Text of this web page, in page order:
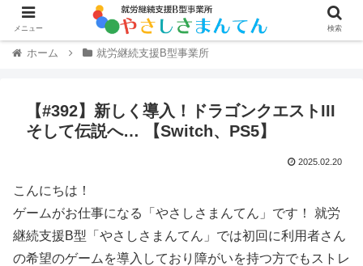
ホーム 就労継続支援B型事業所
【#392】新しく導入！ドラゴンクエストIII
そして伝説へ… 【Switch、PS5】
2025.02.20
こんにちは！
ゲームがお仕事になる「やさしさまんてん」です！ 就労
継続支援B型「やさしさまんてん」では初回に利用者さん
の希望のゲームを導入しており障がいを持つ方でもストレ
メニュー 検索